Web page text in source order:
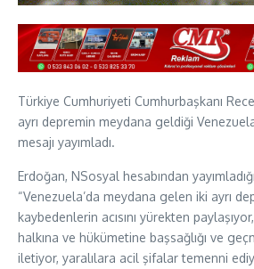
Türkiye Cumhuriyeti Cumhurbaşkanı
ayrı depremin meydana geldiği
mesajı yayımladı.
Erdoğan, NSosyal hesabından
“Venezuela’da meydana gelen iki ayrı
kaybedenlerin acısını yürekten
halkına ve hükümetine başsağlığı ve
iletiyor, yaralılara acil şifalar temenni